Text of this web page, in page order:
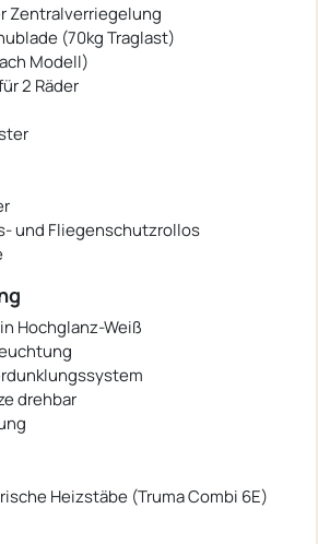
Zentralverriegelung
(70kg Traglast)
Modell)
2 Räder
und Fliegenschutzrollos
Hochglanz-Weiß
drehbar
Heizstäbe (Truma Combi 6E)